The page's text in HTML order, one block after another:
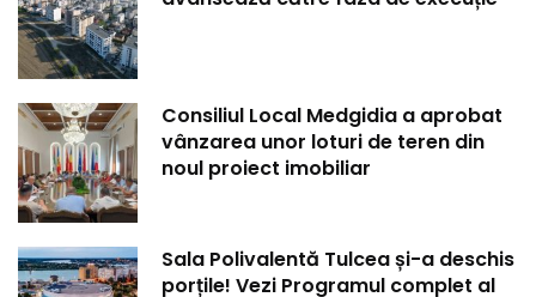
Consiliul Local Medgidia a aprobat
vânzarea unor loturi de teren din
noul proiect imobiliar
Sala Polivalentă Tulcea și-a deschis
porțile! Vezi Programul complet al